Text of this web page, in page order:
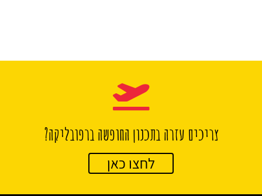
צריכים עזרה בתכנון החופשה ברפובליקה?
לחצו כאן